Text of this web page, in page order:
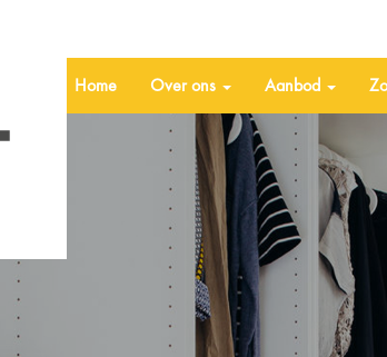
Home Over ons Aanbod